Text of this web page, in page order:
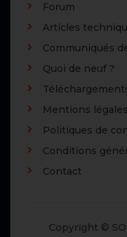
Forum
Articles
Communiqués
Quoi de neuf ?
Mentions légales
Politiques de
Conditions
Contact
Copyright ©